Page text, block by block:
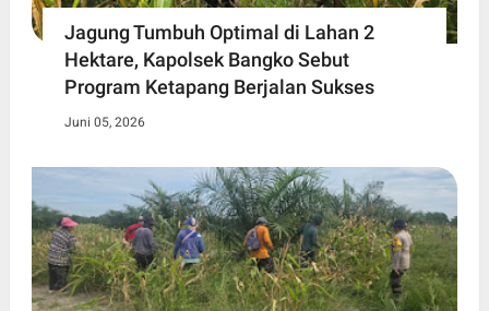
Jagung Tumbuh Optimal di Lahan 2
Hektare, Kapolsek Bangko Sebut
Program Ketapang Berjalan Sukses
Juni 05, 2026